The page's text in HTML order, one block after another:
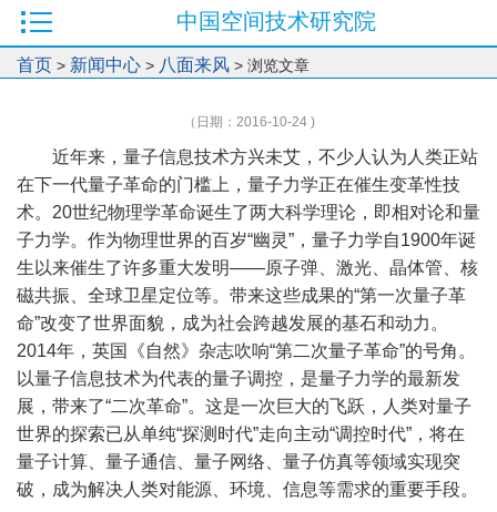
中国空间技术研究院
首页 > 新闻中心 > 八面来风 > 浏览文章
（日期：2016-10-24 )
近年来，量子信息技术方兴未艾，不少人认为人类正站
在下一代量子革命的门槛上，量子力学正在催生变革性技
术。20世纪物理学革命诞生了两大科学理论，即相对论和量
子力学。作为物理世界的百岁“幽灵”，量子力学自1900年诞
生以来催生了许多重大发明——原子弹、激光、晶体管、核
磁共振、全球卫星定位等。带来这些成果的“第一次量子革
命”改变了世界面貌，成为社会跨越发展的基石和动力。
2014年，英国《自然》杂志吹响“第二次量子革命”的号角。
以量子信息技术为代表的量子调控，是量子力学的最新发
展，带来了“二次革命”。这是一次巨大的飞跃，人类对量子
世界的探索已从单纯“探测时代”走向主动“调控时代”，将在
量子计算、量子通信、量子网络、量子仿真等领域实现突
破，成为解决人类对能源、环境、信息等需求的重要手段。